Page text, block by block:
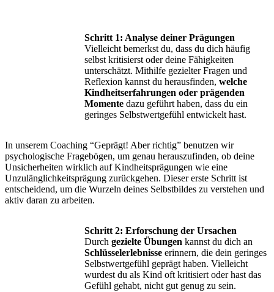
Schritt 1: Analyse deiner Prägungen
Vielleicht bemerkst du, dass du dich häufig
selbst kritisierst oder deine Fähigkeiten
unterschätzt. Mithilfe gezielter Fragen und
Reflexion kannst du herausfinden, welche
Kindheitserfahrungen oder prägenden
Momentedazu geführt haben, dass du ein
geringes Selbstwertgefühl entwickelt hast.
In unserem Coaching “Geprägt! Aber richtig” benutzen wir
psychologische Fragebögen, um genau herauszufinden, ob deine
Unsicherheiten wirklich auf Kindheitsprägungen wie eine
Unzulänglichkeitsprägung zurückgehen. Dieser erste Schritt ist
entscheidend, um die Wurzeln deines Selbstbildes zu verstehen und
aktiv daran zu arbeiten.
Schritt 2: Erforschung der Ursachen
Durch gezielte Übungen kannst du dich an
Schlüsselerlebnisse erinnern, die dein geringes
Selbstwertgefühl geprägt haben. Vielleicht
wurdest du als Kind oft kritisiert oder hast das
Gefühl gehabt, nicht gut genug zu sein.